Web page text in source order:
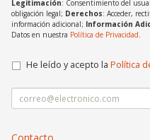
Legitimación: Consentimiento del
obligación legal; Derechos: Acceder,
información adicional; Información
Datos en nuestra Política de Privacidad.
He leído y acepto la Política